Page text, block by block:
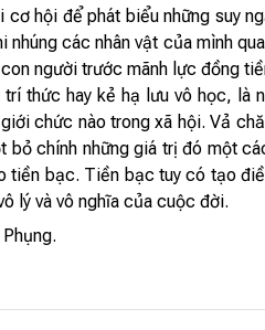
hội để phát biểu những suy
các nhân vật của mình
người trước mãnh lực đồng
thức hay kẻ hạ lưu vô học, là
chức nào trong xã hội. Vả
chính những giá trị đó một
tiền bạc. Tiền bạc tuy có tạo
lý và vô nghĩa của cuộc đời.